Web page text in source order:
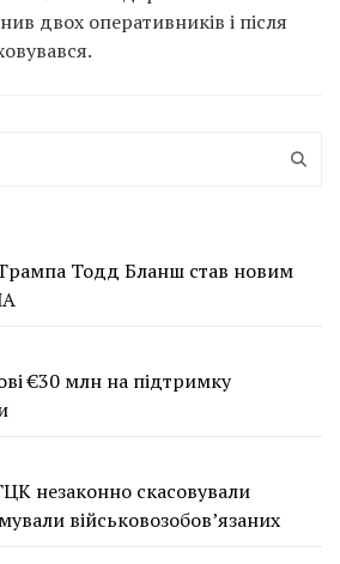
двох оперативників і після
Тодд Бланш став новим
€30 млн на підтримку
незаконно скасовували
військовозобов’язаних